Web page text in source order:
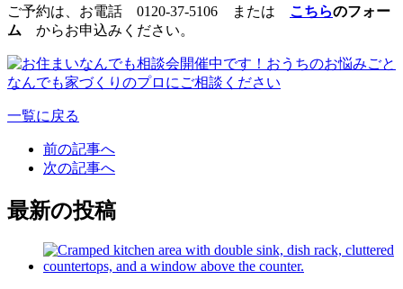
ご予約は、お電話 0120-37-5106 または こちらのフォー
ム からお申込みください。
一覧に戻る
前の記事へ
次の記事へ
最新の投稿